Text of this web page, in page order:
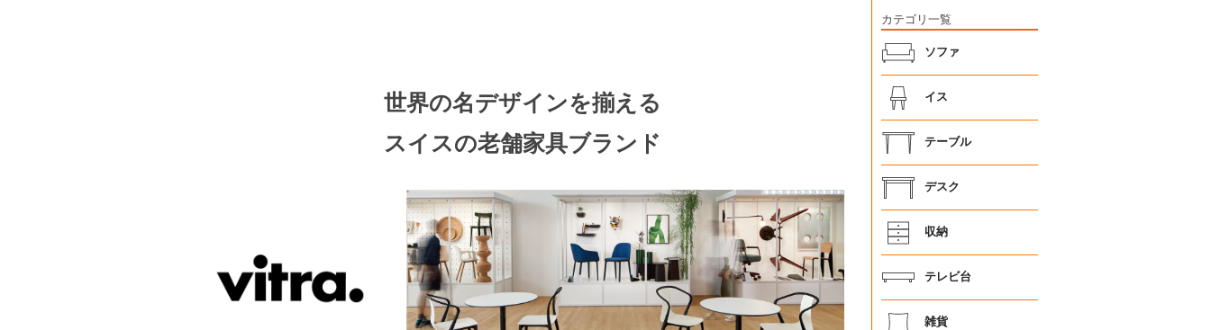
世界の名デザインを揃える
スイスの老舗家具ブランド
カテゴリ一覧
ソファ
イス
テーブル
デスク
収納
テレビ台
雑貨